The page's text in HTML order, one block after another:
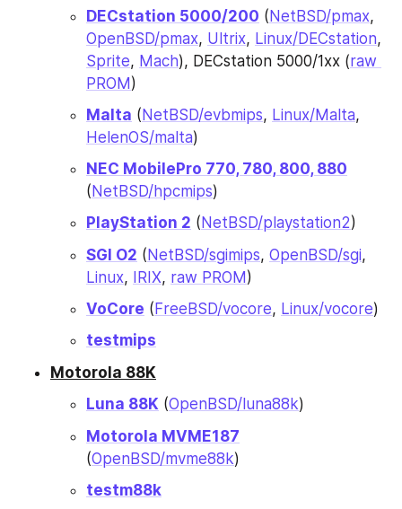
DECstation 5000/200 ( NetBSD/pmax
OpenBSD/pmax, Ultrix, Linux/DECstation
Sprite, Mach), DECstation 5000/1xx (raw
PROM )
Malta ( NetBSD/evbmips, Linux/Malta
HelenOS/malta)
NEC MobilePro 770, 780, 800, 880
( NetBSD/hpcmips)
PlayStation 2 ( NetBSD/playstation2)
SGI O2 (NetBSD/sgimips, OpenBSD/sgi
Linux, IRIX, raw PROM)
VoCore (FreeBSD/vocore, Linux/vocore)
testmips
Motorola 88K
Luna 88K (OpenBSD/luna88k)
Motorola MVME187
(OpenBSD/mvme88k)
testm88k